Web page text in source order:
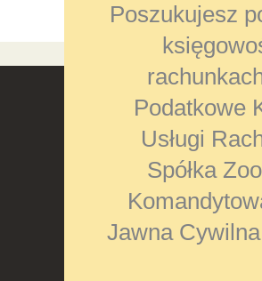
Poszukujesz
Podatkowe
Usługi
Spółka
Jawna